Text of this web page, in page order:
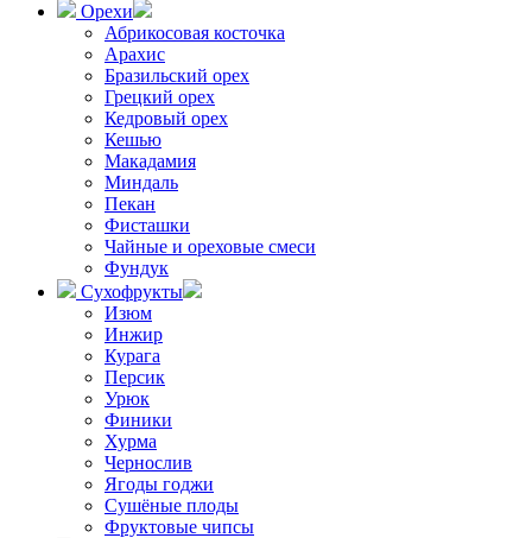
Орехи
Абрикосовая косточка
Арахис
Бразильский орех
Грецкий орех
Кедровый орех
Кешью
Макадамия
Миндаль
Пекан
Фисташки
Чайные и ореховые смеси
Фундук
Сухофрукты
Изюм
Инжир
Курага
Персик
Урюк
Финики
Хурма
Чернослив
Ягоды годжи
Сушёные плоды
Фруктовые чипсы